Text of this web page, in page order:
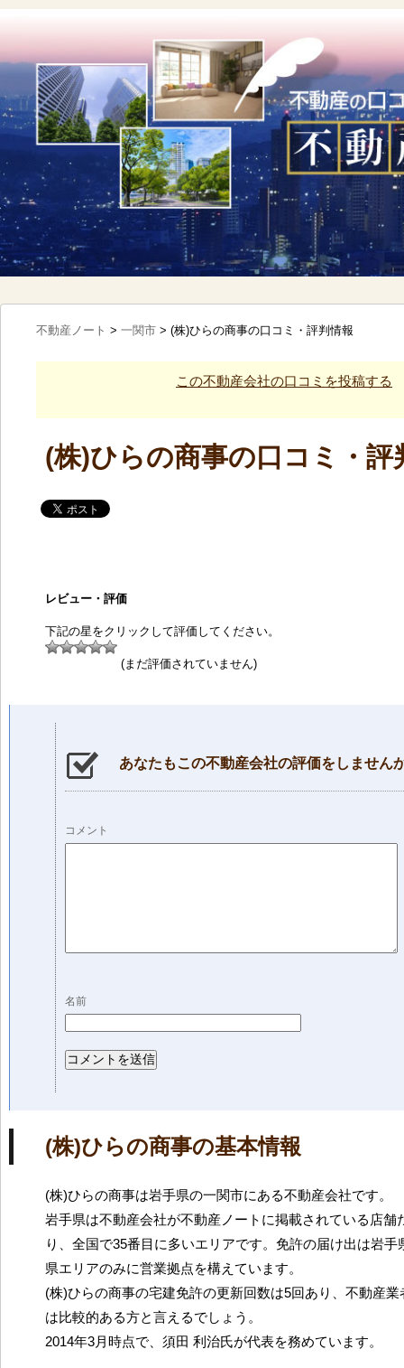
不動産ノート > 一関市 > (株)ひらの商事の口コミ・評判情報
この不動産会社の口コミを投稿する
(株)ひらの商事の口コミ・評
レビュー・評価
下記の星をクリックして評価してください。
(まだ評価されていません)
あなたもこの不動産会社の評価をしません
コメント
名前
(株)ひらの商事の基本情報
(株)ひらの商事は岩手県の一関市にある不動産会社です。
岩手県は不動産会社が不動産ノートに掲載されている店舗
り、全国で35番目に多いエリアです。免許の届け出は岩手
県エリアのみに営業拠点を構えています。
(株)ひらの商事の宅建免許の更新回数は5回あり、不動産
は比較的ある方と言えるでしょう。
2014年3月時点で、須田 利治氏が代表を務めています。